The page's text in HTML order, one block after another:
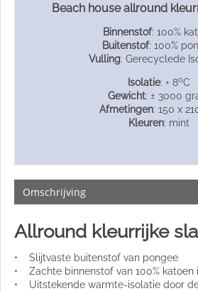
Beach house allround
Binnenstof: 100%
Buitenstof: 100%
Vulling: Gerecyclede
Isolatie: + 8oC
Gewicht: ± 3000
Afmetingen: 150 x
Kleuren: mint
Omschrijving
Allround kleurrijke
• Slijtvaste buitenstof van pongee
• Zachte binnenstof van 100% katoen
• Uitstekende warmte-isolatie door